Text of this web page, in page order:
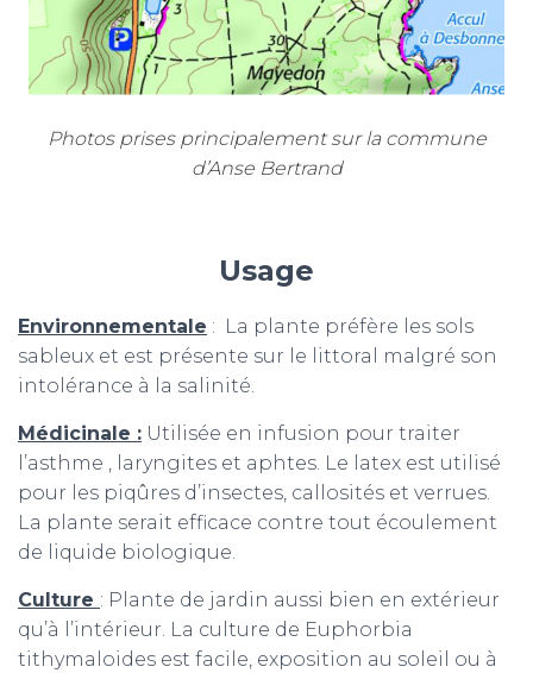
Photos prises principalement sur la commune
d’Anse Bertrand
Usage
Environnementale : La plante préfère les sols
sableux et est présente sur le littoral malgré son
intolérance à la salinité.
Médicinale : Utilisée en infusion pour traiter
l’asthme , laryngites et aphtes. Le latex est utilisé
pour les piqûres d’insectes, callosités et verrues.
La plante serait efficace contre tout écoulement
de liquide biologique.
Culture : Plante de jardin aussi bien en extérieur
qu’à l’intérieur. La culture de Euphorbia
tithymaloides est facile, exposition au soleil ou à